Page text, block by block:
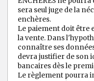
sera seul juge de la
enchères.
Le paiement doit être
la vente. Dans
connaître ses
devra justifier de son
bancaires dès le
Le règlement pourra